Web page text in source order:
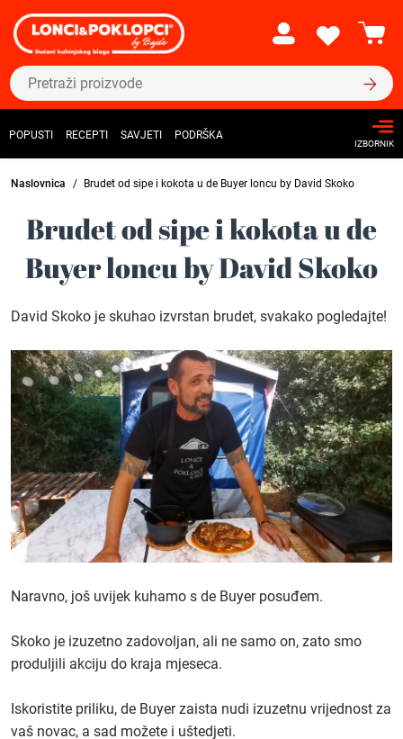
POPUSTI RECEPTI SAVJETI PODRŠKA
IZBORNIK
Naslovnica Brudet od sipe i kokota u de Buyer loncu by David Skoko
Brudet od sipe i kokota u de
Buyer loncu by David Skoko
David Skoko je skuhao izvrstan brudet, svakako pogledajte!
Naravno, još uvijek kuhamo s de Buyer posuđem.
Skoko je izuzetno zadovoljan, ali ne samo on, zato smo
produljili akciju do kraja mjeseca.
Iskoristite priliku, de Buyer zaista nudi izuzetnu vrijednost za
vaš novac, a sad možete i uštedjeti.